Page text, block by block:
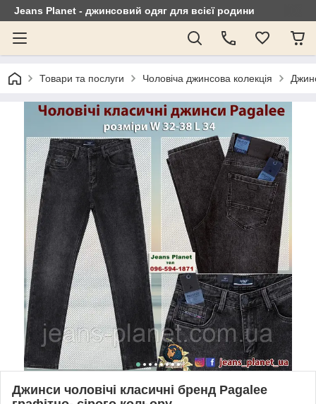
Jeans Planet - джинсовий одяг для всієї родини
Товари та послуги Чоловіча джинсова колекція
Джинси чоловічі класичні бренд Pagalee